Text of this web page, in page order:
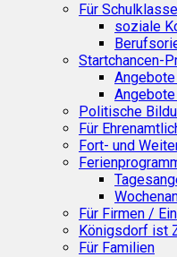
Für
soziale
Startchancen-
Angebote
Politische
Für
Fort- und
Für Firmen /
Königsdorf ist
Für Familien